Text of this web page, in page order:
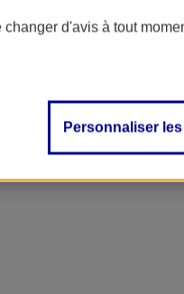
d'avis à tout
Personnaliser